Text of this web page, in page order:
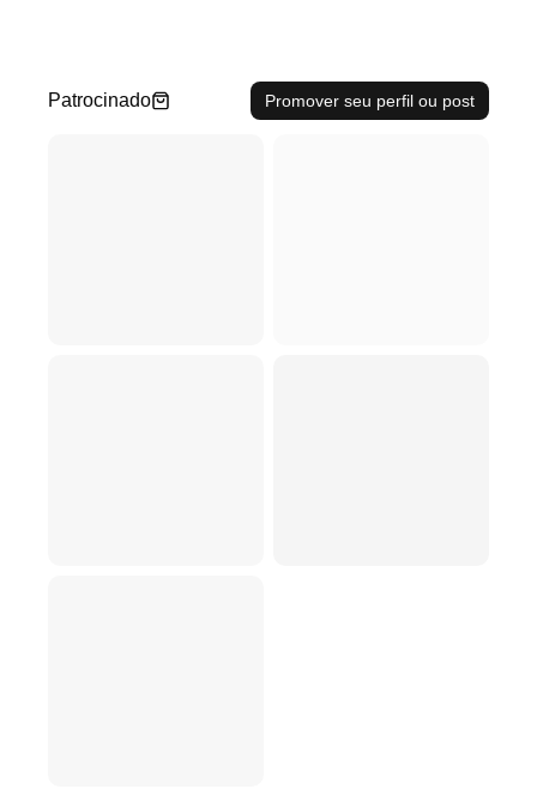
Patrocinado Promover seu perfil ou post